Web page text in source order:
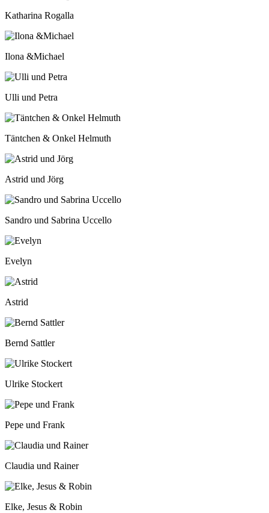
Katharina Rogalla
Ilona &Michael
Ulli und Petra
Täntchen & Onkel Helmuth
Astrid und Jörg
Sandro und Sabrina Uccello
Evelyn
Astrid
Bernd Sattler
Ulrike Stockert
Pepe und Frank
Claudia und Rainer
Elke, Jesus & Robin